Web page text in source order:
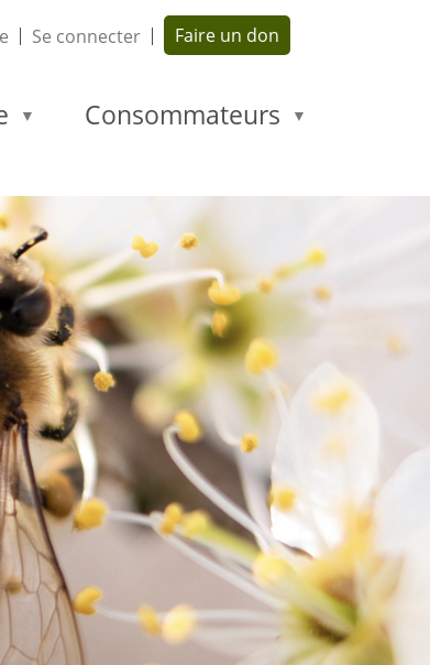
Se connecter Faire un don
Consommateurs